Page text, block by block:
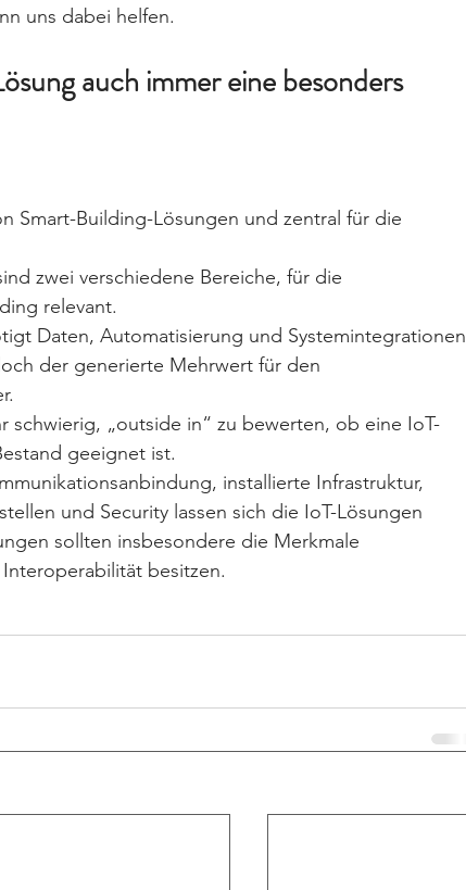
uns dabei helfen.
auch immer eine besonders
Smart-Building-Lösungen und zentral für die
zwei verschiedene Bereiche, für die
relevant.
Daten, Automatisierung und Systemintegrationen
der generierte Mehrwert für den
schwierig, „outside in“ zu bewerten, ob eine IoT-
geeignet ist.
installierte Infrastruktur,
und Security lassen sich die IoT-Lösungen
sollten insbesondere die Merkmale
besitzen.